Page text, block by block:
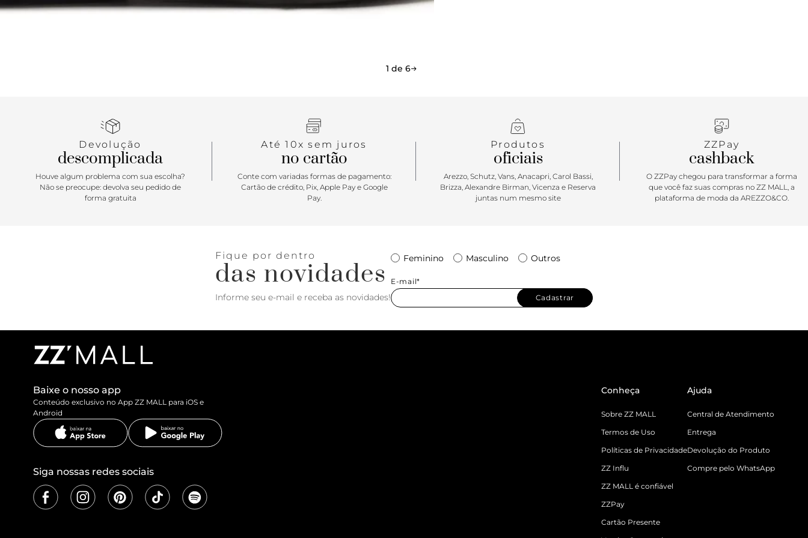
1 de 6
Devolução
descomplicada
Houve algum problema com sua escolha?
Não se preocupe: devolva seu pedido de
forma gratuita
Até 10x sem juros
no cartão
Conte com variadas formas de pagamento:
Cartão de crédito, Pix, Apple Pay e Google
Pay.
Produtos
oficiais
Arezzo, Schutz, Vans, Anacapri, Carol Bassi,
Brizza, Alexandre Birman, Vicenza e Reserva
juntas num mesmo site
ZZPay
cashback
O ZZPay chegou para transformar a forma
que você faz suas compras no ZZ MALL, a
plataforma de moda da AREZZO&CO.
Fique por dentro
das novidades
Informe seu e-mail e receba as novidades!
Feminino Masculino Outros
E-mail*
Cadastrar
Baixe o nosso app
Conteúdo exclusivo no App ZZ MALL para iOS e
Android
Siga nossas redes sociais
Conheça
Sobre ZZ MALL
Termos de Uso
Políticas de Privacidade
ZZ Influ
ZZ MALL é confiável
ZZPay
Cartão Presente
Ajuda
Central de Atendimento
Entrega
Devolução do Produto
Compre pelo WhatsApp